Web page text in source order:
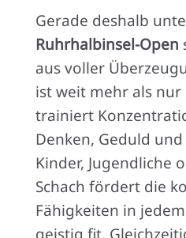
Gerade deshalb
Ruhrhalbinsel-Open
aus voller
ist weit mehr als nur
trainiert
Denken, Geduld
Kinder, Jugendliche
Schach fördert die
Fähigkeiten in